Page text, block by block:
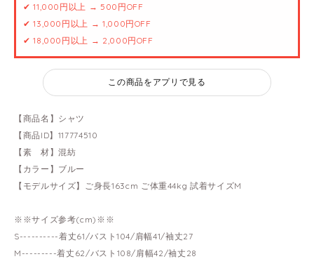
✔ 11,000円以上 → 500円OFF
✔ 13,000円以上 → 1,000円OFF
✔ 18,000円以上 → 2,000円OFF
この商品をアプリで見る
【商品名】シャツ
【商品ID】117774510
【素 材】混紡
【カラー】ブルー
【モデルサイズ】ご身長163cm ご体重44kg 試着サイズM
※※サイズ参考(cm)※※
S----------着丈61/バスト104/肩幅41/袖丈27
M---------着丈62/バスト108/肩幅42/袖丈28